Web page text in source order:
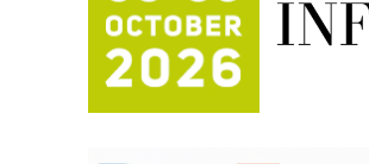
Trajna oznaka kao dugoročna
Bezbednost na prvom mestu!
IB BLUMENAUER - više od
poverenja u industriji